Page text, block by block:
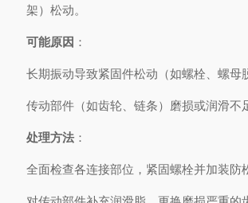
架）松动。
可能原因 ：
长期振动导致紧固件松动（如螺栓、螺母
传动部件（如齿轮、链条）磨损或润滑不
处理方法 ：
全面检查各连接部位，紧固螺栓并加装防